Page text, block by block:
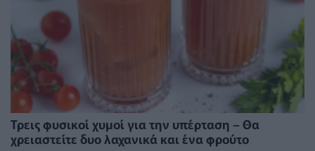
Τρεις φυσικοί χυμοί για την υπέρταση – Θα
χρειαστείτε δυο λαχανικά και ένα φρούτο